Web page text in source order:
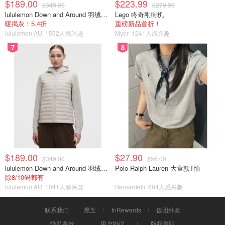
$189.00 $349.00
lululemon Down and Around 羽绒夹克
暖揭灰！5.4折
lululemon AU 1592人感兴趣
$223.99 $279.99
Lego 咚奇刚街机
重磅新品首折！
Myer 1241人感兴趣
7
$189.00 $349.00
lululemon Down and Around 羽绒夹克
除8/10码都有
lululemon AU 1041人感兴趣
8
$27.90 $56.00
Polo Ralph Lauren 大童款T恤
Bernardelli 694人感兴趣
联系我们 黑五 InRewards
饭团外卖
隐私条款
用户协议 版权声明